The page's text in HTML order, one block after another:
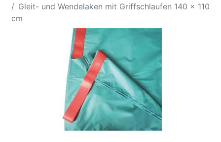
Gleit- und Wendelaken mit Griffschlaufen 140 x 110
cm